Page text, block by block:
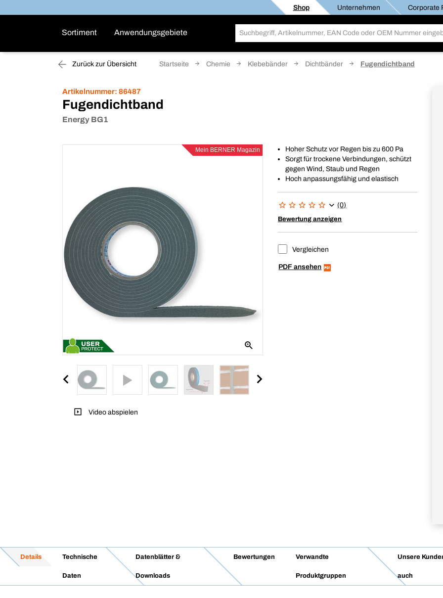
Shop Unternehmen Corporate
Sortiment Anwendungsgebiete
Zurück zur Übersicht Startseite Chemie Klebebänder Dichtbänder Fugendichtband
Artikelnummer: 86487
Fugendichtband
Energy BG1
Mein BERNER Magazin
Video abspielen
Hoher Schutz vor Regen bis zu 600 Pa
Sorgt für trockene Verbindungen, schützt
gegen Wind, Staub und Regen
Hoch anpassungsfähig und elastisch
(0)
Bewertung anzeigen
Vergleichen
PDF ansehen
Details Technische
Daten
Datenblätter &
Downloads
Bewertungen Verwandte
Produktgruppen
Unsere
auch